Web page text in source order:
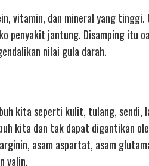
vitamin, dan mineral yang tinggi.
penyakit jantung. Disamping itu
nilai gula darah.
kita seperti kulit, tulang, sendi,
kita dan tak dapat digantikan
asam aspartat, asam
valin.